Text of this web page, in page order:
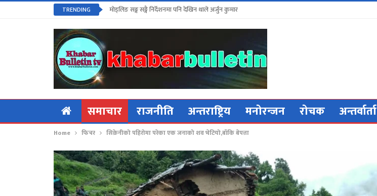
TRENDING मोड्लिङ सङ्ग सङ्गै निर्देशनमा पनि देखिन थाले अर्जुन कुमार
समाचार राजनीति अन्तराष्ट्रिय मनोरन्जन रोचक अन्तर्वार्ता
Home फिचर सिक्रेनीको पहिरोमा परेका एक जनाको‌ शव भेटियो,बाँकि बेपत्ता